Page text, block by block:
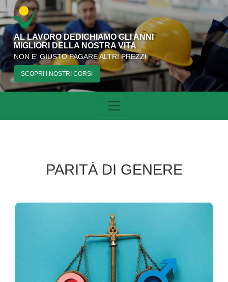
AL LAVORO DEDICHIAMO GLI ANNI
MIGLIORI DELLA NOSTRA VITA
NON E' GIUSTO PAGARE ALTRI PREZZI
SCOPRI I NOSTRI CORSI
PARITÀ DI GENERE